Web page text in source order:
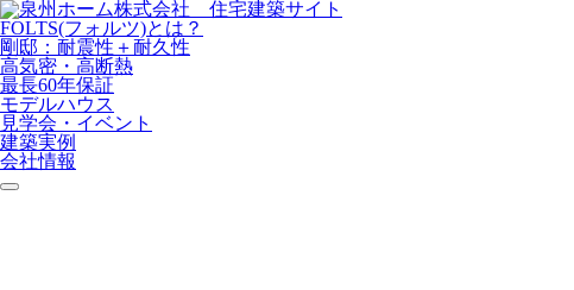
FOLTS(フォルツ)とは？
剛邸：耐震性＋耐久性
高気密・高断熱
最長60年保証
モデルハウス
見学会・イベント
建築実例
会社情報